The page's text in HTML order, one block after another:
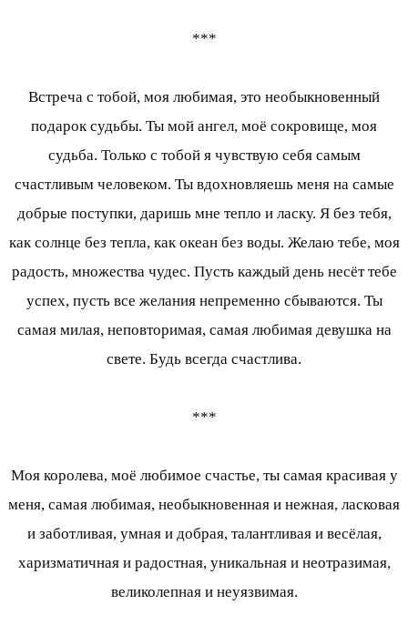
***
Встреча с тобой, моя любимая, это необыкновенный
подарок судьбы. Ты мой ангел, моё сокровище, моя
судьба. Только с тобой я чувствую себя самым
счастливым человеком. Ты вдохновляешь меня на самые
добрые поступки, даришь мне тепло и ласку. Я без тебя,
как солнце без тепла, как океан без воды. Желаю тебе, моя
радость, множества чудес. Пусть каждый день несёт тебе
успех, пусть все желания непременно сбываются. Ты
самая милая, неповторимая, самая любимая девушка на
свете. Будь всегда счастлива.
***
Моя королева, моё любимое счастье, ты самая красивая у
меня, самая любимая, необыкновенная и нежная, ласковая
и заботливая, умная и добрая, талантливая и весёлая,
харизматичная и радостная, уникальная и неотразимая,
великолепная и неуязвимая.